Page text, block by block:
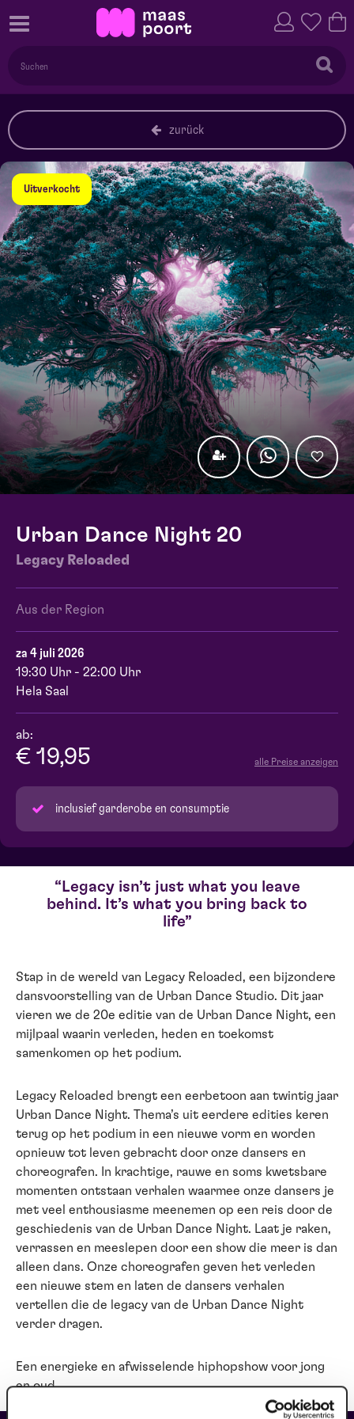
zurück
Uitverkocht
Urban Dance Night 20
Legacy Reloaded
Aus der Region
za 4 juli 2026
19:30 Uhr - 22:00 Uhr
Hela Saal
ab:
€ 19,95 alle Preise anzeigen
inclusief garderobe en consumptie
Legacy isn’t just what you leave
behind. It’s what you bring back to
life
Stap in de wereld van Legacy Reloaded, een bijzondere
dansvoorstelling van de Urban Dance Studio. Dit jaar
vieren we de 20e editie van de Urban Dance Night, een
mijlpaal waarin verleden, heden en toekomst
samenkomen op het podium.
Legacy Reloaded brengt een eerbetoon aan twintig jaar
Urban Dance Night. Thema’s uit eerdere edities keren
terug op het podium in een nieuwe vorm en worden
opnieuw tot leven gebracht door onze dansers en
choreografen. In krachtige, rauwe en soms kwetsbare
momenten ontstaan verhalen waarmee onze dansers je
met veel enthousiasme meenemen op een reis door de
geschiedenis van de Urban Dance Night. Laat je raken,
verrassen en meeslepen door een show die meer is dan
alleen dans. Onze choreografen geven het verleden
een nieuwe stem en laten de dansers verhalen
vertellen die de legacy van de Urban Dance Night
verder dragen.
Een energieke en afwisselende hiphopshow voor jong
en oud.